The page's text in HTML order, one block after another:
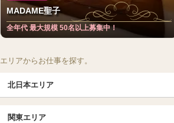
MADAME聖子
全年代 最大規模 50名以上募集中！
エリアからお仕事を探す。
北日本エリア
関東エリア